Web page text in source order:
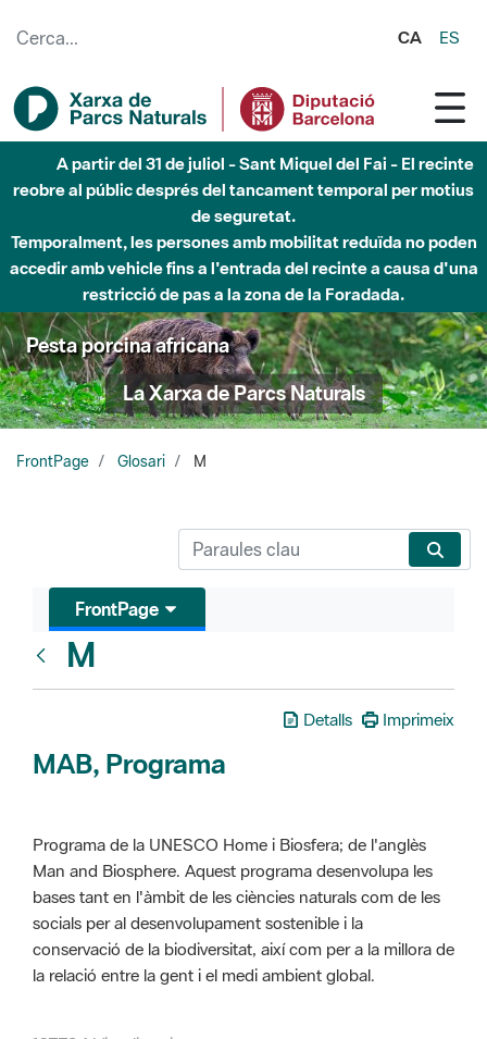
CA ES
A partir del 31 de juliol - Sant Miquel del Fai - El recinte
reobre al públic després del tancament temporal per motius
de seguretat.
Temporalment, les persones amb mobilitat reduïda no poden
accedir amb vehicle fins a l'entrada del recinte a causa d'una
restricció de pas a la zona de la Foradada.
Pesta porcina africana
La Xarxa de Parcs Naturals
FrontPage Glosari M
FrontPage
M
Detalls Imprimeix
MAB, Programa
Programa de la UNESCO Home i Biosfera; de l'anglès
Man and Biosphere. Aquest programa desenvolupa les
bases tant en l'àmbit de les ciències naturals com de les
socials per al desenvolupament sostenible i la
conservació de la biodiversitat, així com per a la millora de
la relació entre la gent i el medi ambient global.